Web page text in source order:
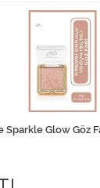
Sparkle Glow Göz